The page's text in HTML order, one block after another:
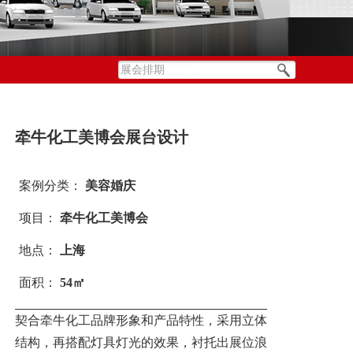
牵牛化工美博会展台设计
案例分类： 美容婚庆
项目： 牵牛化工美博会
地点： 上海
面积： 54㎡
契合牵牛化工品牌形象和产品特性，采用立体
结构，再搭配灯具灯光的效果，衬托出展位浪